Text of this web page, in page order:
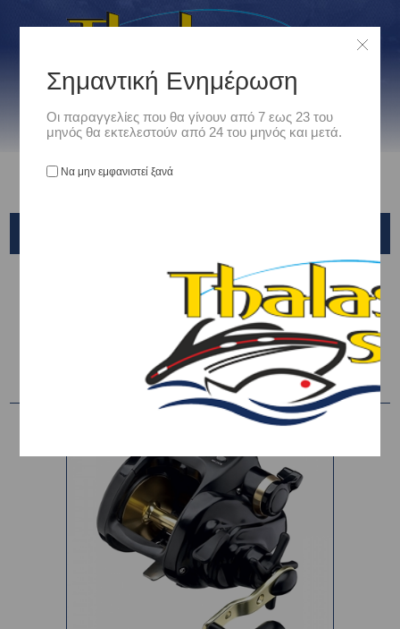
ΜΗΧΑΝΙΣΜΟΙ ΨΑΡΕΜΑΤΟΣ /
ΜΗΧΑΝΙΣΜΟΙ ΗΛΕΚΤΡΙΚΟΙ / DAIWA
Σημαντική Ενημέρωση
Οι παραγγελίες που θα γίνουν από 7 εως 23 του
μηνός θα εκτελεστούν από 24 του μηνός και μετά.
Να μην εμφανιστεί ξανά